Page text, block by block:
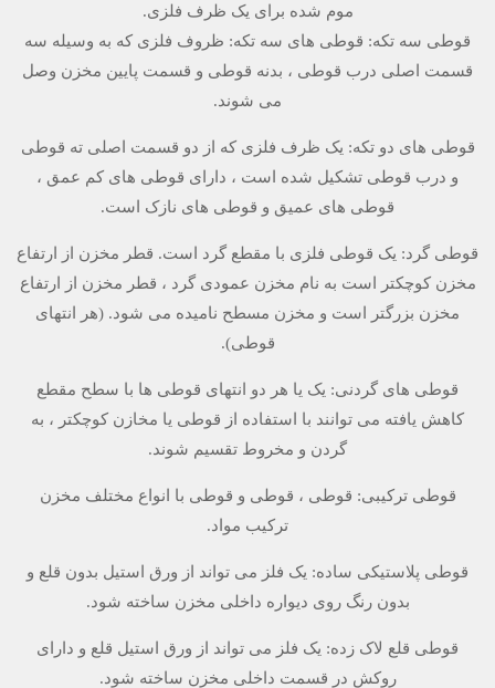
موم شده برای یک ظرف فلزی.
قوطی سه تکه: قوطی های سه تکه: ظروف فلزی که به وسیله سه
قسمت اصلی درب قوطی ، بدنه قوطی و قسمت پایین مخزن وصل
می شوند.
قوطی های دو تکه: یک ظرف فلزی که از دو قسمت اصلی ته قوطی
و درب قوطی تشکیل شده است ، دارای قوطی های کم عمق ،
قوطی های عمیق و قوطی های نازک است.
قوطی گرد: یک قوطی فلزی با مقطع گرد است. قطر مخزن از ارتفاع
مخزن کوچکتر است به نام مخزن عمودی گرد ، قطر مخزن از ارتفاع
مخزن بزرگتر است و مخزن مسطح نامیده می شود. (هر انتهای
قوطی).
قوطی های گردنی: یک یا هر دو انتهای قوطی ها با سطح مقطع
کاهش یافته می توانند با استفاده از قوطی یا مخازن کوچکتر ، به
گردن و مخروط تقسیم شوند.
قوطی ترکیبی: قوطی ، قوطی و قوطی با انواع مختلف مخزن
ترکیب مواد.
قوطی پلاستیکی ساده: یک فلز می تواند از ورق استیل بدون قلع و
بدون رنگ روی دیواره داخلی مخزن ساخته شود.
قوطی قلع لاک زده: یک فلز می تواند از ورق استیل قلع و دارای
روکش در قسمت داخلی مخزن ساخته شود.